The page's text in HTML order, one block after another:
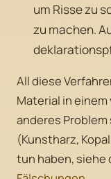
um Risse zu
zu machen.
All diese
Material in
anderes
(Kunstharz,
tun haben, siehe